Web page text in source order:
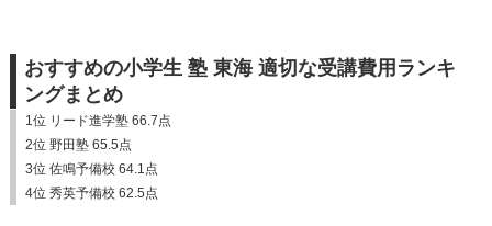
おすすめの小学生 塾 東海 適切な受講費用ランキ
ングまとめ
1位 リード進学塾 66.7点
2位 野田塾 65.5点
3位 佐鳴予備校 64.1点
4位 秀英予備校 62.5点